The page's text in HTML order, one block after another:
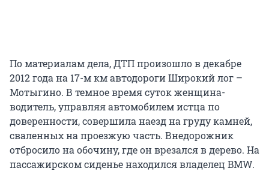
По материалам дела, ДТП произошло в декабре
2012 года на 17-м км автодороги Широкий лог –
Мотыгино. В темное время суток женщина-
водитель, управляя автомобилем истца по
доверенности, совершила наезд на груду камней,
сваленных на проезжую часть. Внедорожник
отбросило на обочину, где он врезался в дерево. На
пассажирском сиденье находился владелец BMW.